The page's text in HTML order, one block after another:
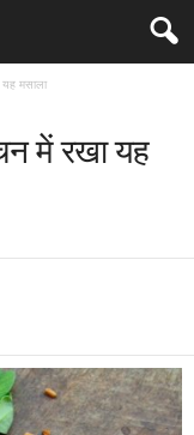
मसाला
में रखा यह